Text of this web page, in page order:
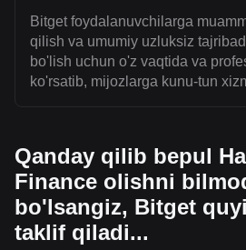
Bitget foydalanuvchilarga
qilish va umumiy uzluksiz
bo'lish uchun o'z vaqtida va
ko'rsatib, mijozlarga kunu-tun
Qanday qilib bepul
Finance olishni
bo'lsangiz, Bitget
taklif qiladi...